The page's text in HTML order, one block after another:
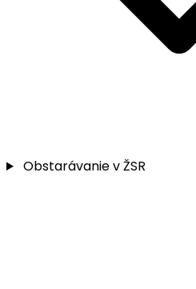
Obstarávanie v ŽSR